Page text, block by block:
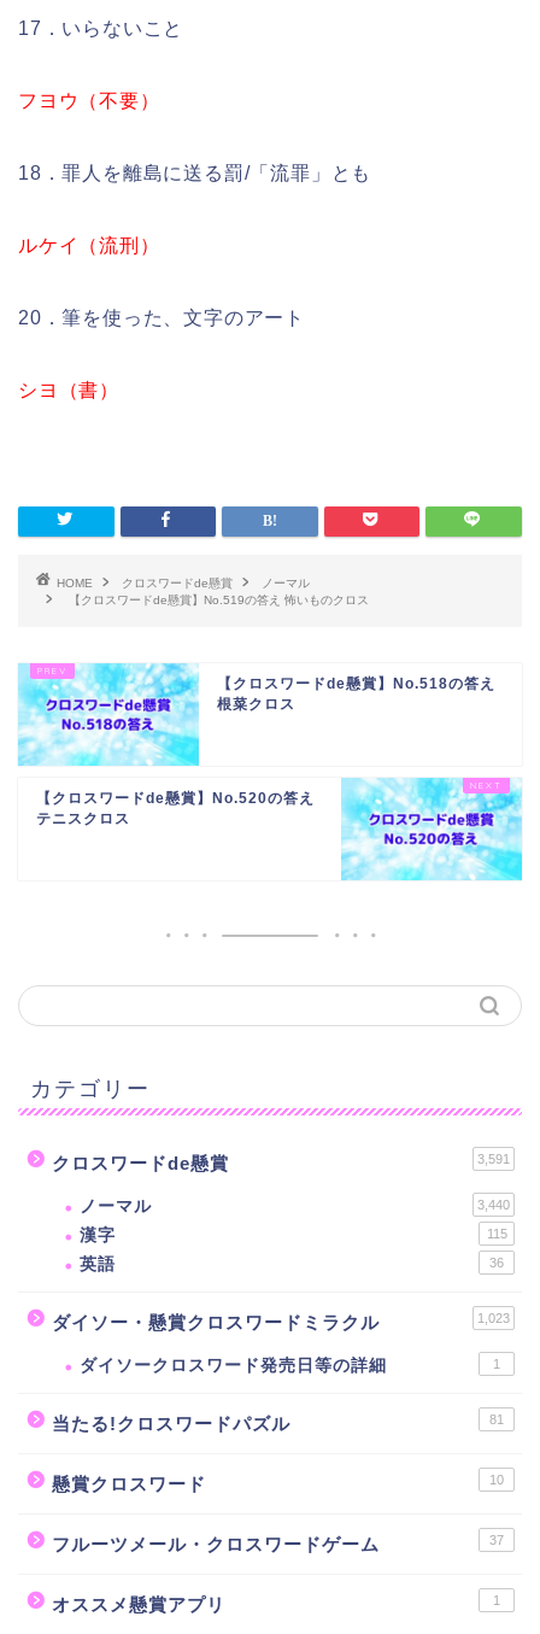
17．いらないこと
フヨウ（不要）
18．罪人を離島に送る罰/「流罪」とも
ルケイ（流刑）
20．筆を使った、文字のアート
シヨ（書）
HOME クロスワードde懸賞
ノーマル
【クロスワードde懸賞】No.519の答え 怖いものクロス
【クロスワードde懸賞】No.518の答え
根菜クロス
【クロスワードde懸賞】No.520の答え
テニスクロス
カテゴリー
クロスワードde懸賞 3,591
ノーマル 3,440
漢字 115
英語 36
ダイソー・懸賞クロスワードミラクル 1,023
ダイソークロスワード発売日等の詳細 1
当たる!クロスワードパズル 81
懸賞クロスワード 10
フルーツメール・クロスワードゲーム 37
オススメ懸賞アプリ 1